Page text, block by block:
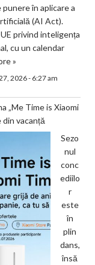
în aplicare a
(AI Act).
privind inteligența
cu un calendar
»
2026 - 6:27 am
„Me Time is Xiaomi
din vacanță
Sezo
nul
conc
ediilo
r
este
în
plin
dans,
însă